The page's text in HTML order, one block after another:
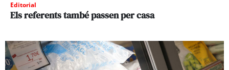
Editorial
Els referents també passen per casa